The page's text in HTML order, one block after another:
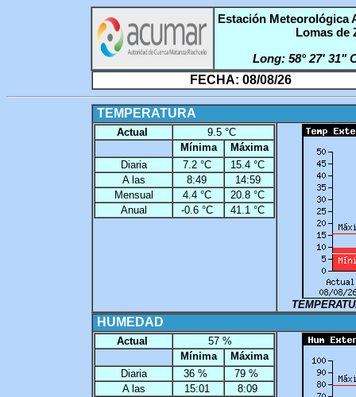
Estación Meteorológica
Lomas de
Long: 58° 27'
FECHA: 08/08/26
TEMPERATURA
Actual
9.5 °C
Mínima
Máxima
Diaria
7.2 °C
15.4 °C
A las
8:49
14:59
Mensual
4.4 °C
20.8 °C
Anual
-0.6 °C 41.1 °C
HUMEDAD
Actual
57 %
Mínima
Máxima
Diaria
36 %
79 %
A las
15:01
8:09